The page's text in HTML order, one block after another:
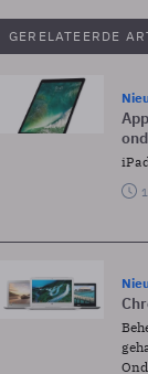
GERELATEERDE